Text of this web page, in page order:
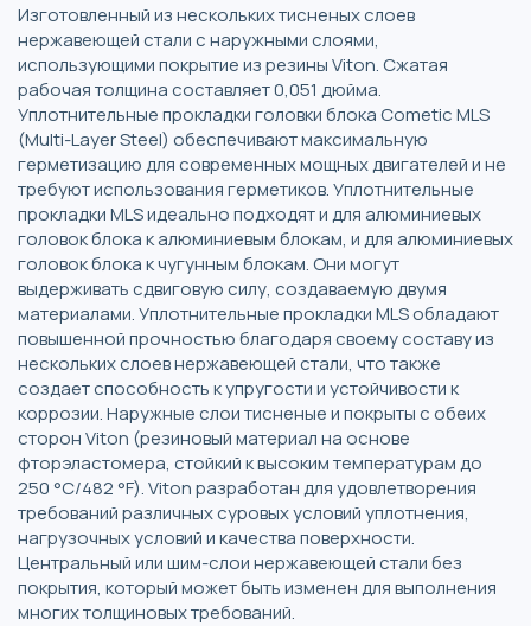
Изготовленный из нескольких тисненых слоев
нержавеющей стали с наружными слоями,
использующими покрытие из резины Viton. Сжатая
рабочая толщина составляет 0,051 дюйма.
Уплотнительные прокладки головки блока Cometic MLS
(Multi-Layer Steel) обеспечивают максимальную
герметизацию для современных мощных двигателей и не
требуют использования герметиков. Уплотнительные
прокладки MLS идеально подходят и для алюминиевых
головок блока к алюминиевым блокам, и для алюминиевых
головок блока к чугунным блокам. Они могут
выдерживать сдвиговую силу, создаваемую двумя
материалами. Уплотнительные прокладки MLS обладают
повышенной прочностью благодаря своему составу из
нескольких слоев нержавеющей стали, что также
создает способность к упругости и устойчивости к
коррозии. Наружные слои тисненые и покрыты с обеих
сторон Viton (резиновый материал на основе
фторэластомера, стойкий к высоким температурам до
250 °C/482 °F). Viton разработан для удовлетворения
требований различных суровых условий уплотнения,
нагрузочных условий и качества поверхности.
Центральный или шим-слои нержавеющей стали без
покрытия, который может быть изменен для выполнения
многих толщиновых требований.